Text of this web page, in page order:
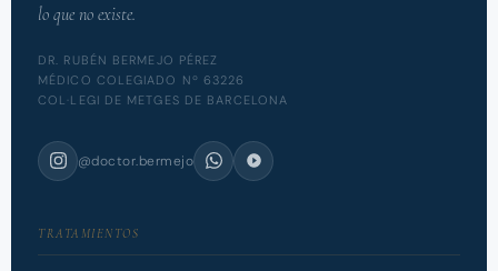
lo que no existe.
DR. RUBÉN BERMEJO PÉREZ
MÉDICO COLEGIADO Nº 63226
COL·LEGI DE METGES DE BARCELONA
@doctor.bermejo
TRATAMIENTOS